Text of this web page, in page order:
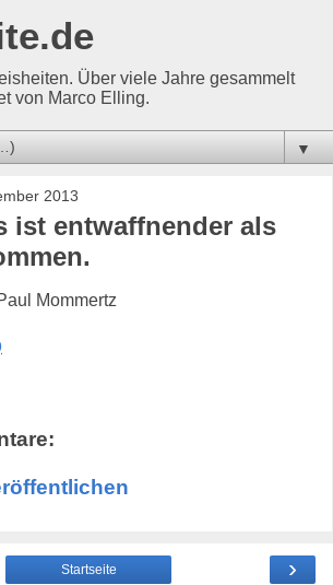
Über viele Jahre gesammelt
von Marco Elling.
▼
2013
ist entwaffnender als
Mommertz
›
Startseite